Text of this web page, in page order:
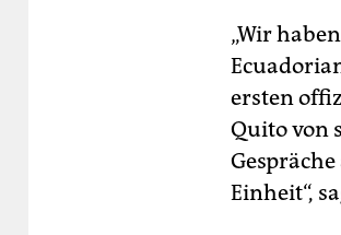
„Wir
ersten
Quito von
Einheit“,